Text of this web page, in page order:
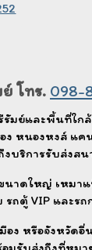
โทร. 098-
มย์และพื้นที่ใ
หนองหงส์ แ
บริการรับส่งส
าดใหญ่ เหมา
ตู้ VIP และรถ
ง หรือจังหวัด
รับส่งถึงที่หมา